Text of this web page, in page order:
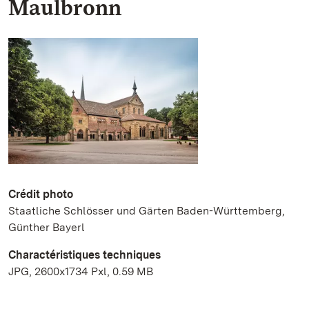
Maulbronn
Crédit photo
Staatliche Schlösser und Gärten Baden-Württemberg,
Günther Bayerl
Charactéristiques techniques
JPG, 2600x1734 Pxl, 0.59 MB